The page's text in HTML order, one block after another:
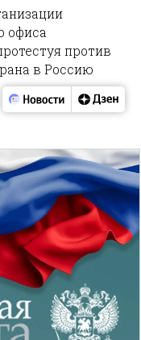
офиса
против
в Россию